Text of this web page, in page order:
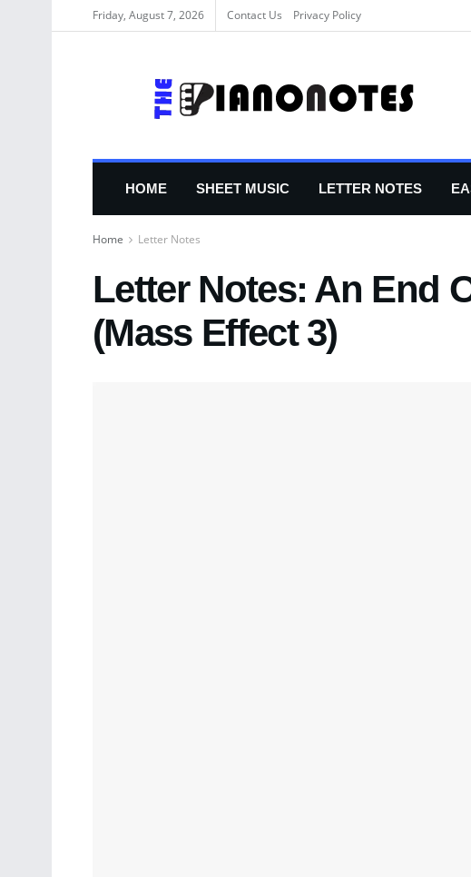
Friday, August 7, 2026 Contact Us Privacy Policy
HOME SHEET MUSIC LETTER NOTES
Home Letter Notes
Letter Notes: An End
(Mass Effect 3)